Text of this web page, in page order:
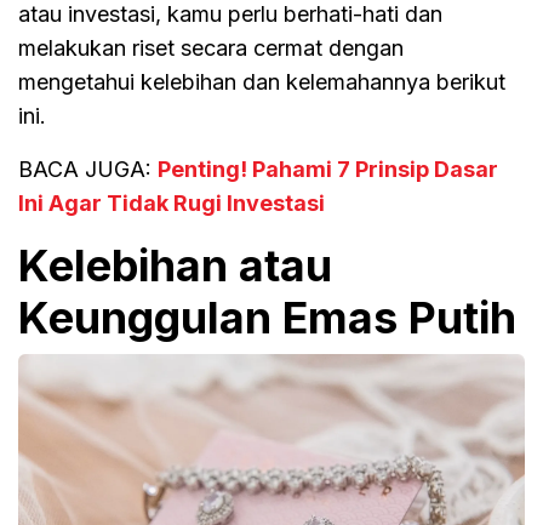
atau investasi, kamu perlu berhati-hati dan
melakukan riset secara cermat dengan
mengetahui kelebihan dan kelemahannya berikut
ini.
BACA JUGA: Penting! Pahami 7 Prinsip Dasar
Ini Agar Tidak Rugi Investasi
Kelebihan atau
Keunggulan Emas Putih